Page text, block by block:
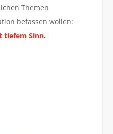
Themen
befassen wollen:
tiefem Sinn.